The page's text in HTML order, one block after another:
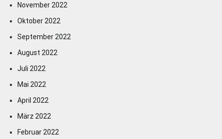
November 2022
Oktober 2022
September 2022
August 2022
Juli 2022
Mai 2022
April 2022
März 2022
Februar 2022